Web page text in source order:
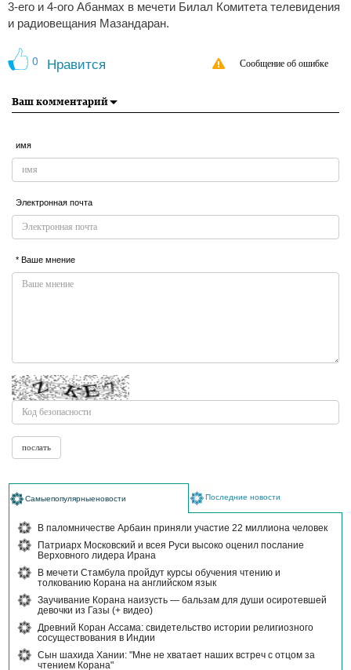
3-его и 4-ого Абанмах в мечети Билал Комитета телевидения
и радиовещания Мазандаран.
0 Нравится Сообщение об ошибке
Ваш комментарий
имя
Электронная почта
* Ваше мнение
Самыепопулярныеновости Последние новости
В паломничестве Арбаин приняли участие 22 миллиона человек
Патриарх Московский и всея Руси высоко оценил послание
Верховного лидера Ирана
В мечети Стамбула пройдут курсы обучения чтению и
толкованию Корана на английском язык
Заучивание Корана наизусть — бальзам для души осиротевшей
девочки из Газы (+ видео)
Древний Коран Ассама: свидетельство истории религиозного
сосуществования в Индии
Сын шахида Хании: "Мне не хватает наших встреч с отцом за
чтением Корана"